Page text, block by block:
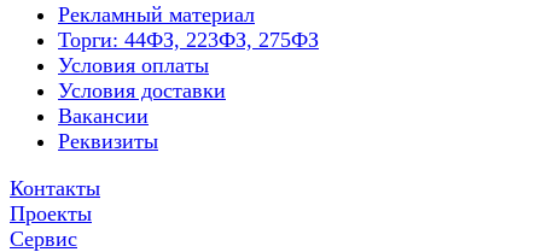
Рекламный материал
Торги: 44ФЗ, 223ФЗ, 275ФЗ
Условия оплаты
Условия доставки
Вакансии
Реквизиты
Контакты
Проекты
Сервис